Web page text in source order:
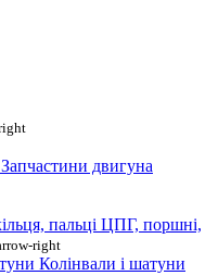
Запчастини двигуна
ЦПГ, поршні,
Колінвали і шатуни